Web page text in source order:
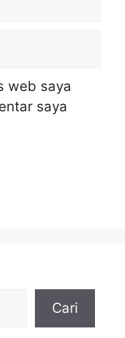
web saya
saya
Cari